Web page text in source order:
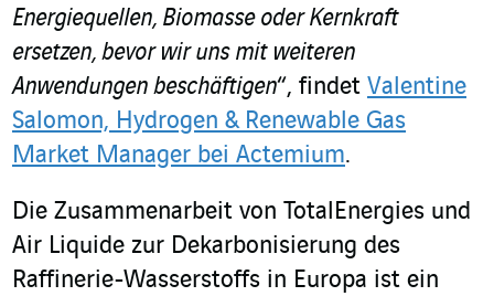
Energiequellen, Biomasse oder Kernkraft
ersetzen, bevor wir uns mit weiteren
Anwendungen beschäftigen“, findet Valentine
Salomon, Hydrogen & Renewable Gas
Market Manager bei Actemium.
Die Zusammenarbeit von TotalEnergies und
Air Liquide zur Dekarbonisierung des
Raffinerie-Wasserstoffs in Europa ist ein